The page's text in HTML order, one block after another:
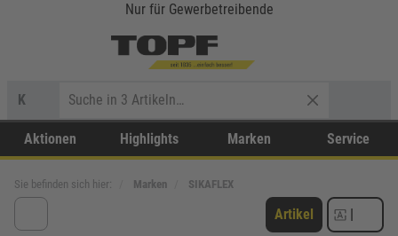
Nur für Gewerbetreibende
K
Aktionen Highlights Marken Service
Sie befinden sich hier: Marken SIKAFLEX
Artikel |